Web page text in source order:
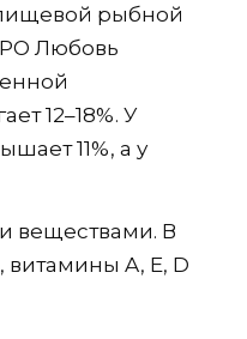
рыбной
Любовь
12–18%. У
11%, а у
веществами. В
витамины A, E, D